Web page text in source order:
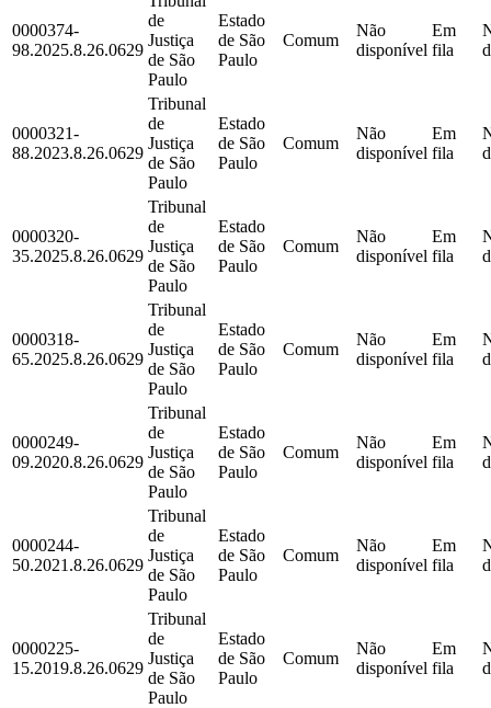
0000374-
98.2025.8.26.0629
de
Justiça
de São
Paulo
Estado
de São
Paulo
Comum
Não
disponível
Em
fila
0000321-
88.2023.8.26.0629
Tribunal
de
Justiça
de São
Paulo
Estado
de São
Paulo
Comum
Não
disponível
Em
fila
0000320-
35.2025.8.26.0629
Tribunal
de
Justiça
de São
Paulo
Estado
de São
Paulo
Comum
Não
disponível
Em
fila
0000318-
65.2025.8.26.0629
Tribunal
de
Justiça
de São
Paulo
Estado
de São
Paulo
Comum
Não
disponível
Em
fila
0000249-
09.2020.8.26.0629
Tribunal
de
Justiça
de São
Paulo
Estado
de São
Paulo
Comum
Não
disponível
Em
fila
0000244-
50.2021.8.26.0629
Tribunal
de
Justiça
de São
Paulo
Estado
de São
Paulo
Comum
Não
disponível
Em
fila
0000225-
15.2019.8.26.0629
Tribunal
de
Justiça
de São
Paulo
Estado
de São
Paulo
Comum
Não
disponível
Em
fila